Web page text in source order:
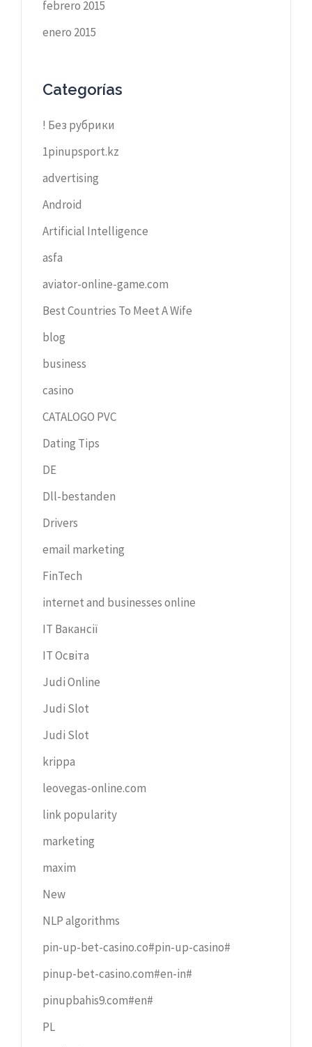
febrero 2015
enero 2015
Categorías
! Без рубрики
1pinupsport.kz
advertising
Android
Artificial Intelligence
asfa
aviator-online-game.com
Best Countries To Meet A Wife
blog
business
casino
CATALOGO PVC
Dating Tips
DE
Dll-bestanden
Drivers
email marketing
FinTech
internet and businesses online
IT Вакансії
IT Освіта
Judi Online
Judi Slot
Judi Slot
krippa
leovegas-online.com
link popularity
marketing
maxim
New
NLP algorithms
pin-up-bet-casino.co#pin-up-casino#
pinup-bet-casino.com#en-in#
pinupbahis9.com#en#
PL